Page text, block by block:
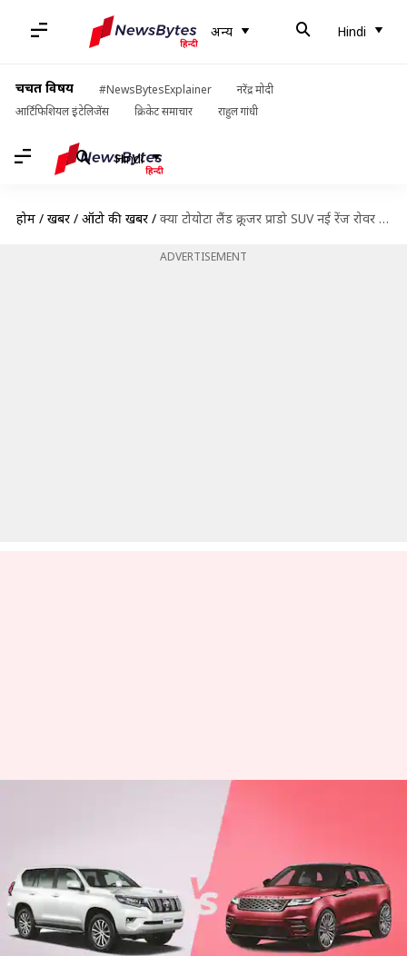
अन्य Hindi
चर्चित विषय #NewsBytesExplainer
नरेंद्र मोदी
आर्टिफिशियल इंटेलिजेंस
क्रिकेट समाचार राहुल गांधी
Hindi
होम / खबरें / ऑटो की खबरें / क्या टोयोटा लैंड क्रूजर प्राडो SUV नई रेंज रोवर वेलार से बेहतर होगी? यहां जानिए
ADVERTISEMENT
क्या टोयोटा लैंड क्रूजर प्राडो SUV नई
रेंज रोवर वेलार से बेहतर होगी? यहां
जानिए
लेखन अविनाश Jul 31, 2023 05:22 pm
क्या है खबर?